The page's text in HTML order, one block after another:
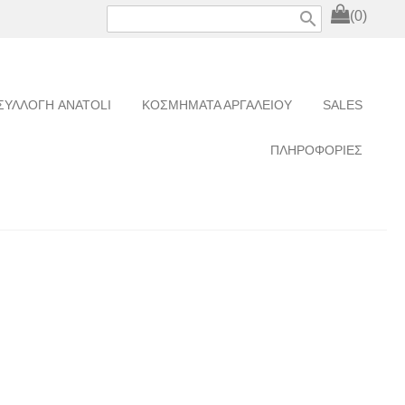
(0)
search
ANATOLI ΚΟΣΜΗΜΑΤΑ ΑΡΓΑΛΕΙΟΥ SALES
ΠΛΗΡΟΦΟΡΙΕΣ